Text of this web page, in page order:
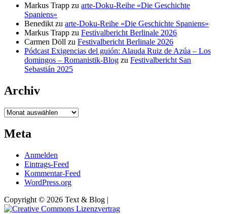
Markus Trapp zu arte-Doku-Reihe «Die Geschichte
Spaniens»
Benedikt zu arte-Doku-Reihe «Die Geschichte Spaniens»
Markus Trapp zu Festivalbericht Berlinale 2026
Carmen Döll zu Festivalbericht Berlinale 2026
Pódcast Exigencias del guión: Alauda Ruiz de Azúa – Los
domingos – Romanistik-Blog zu Festivalbericht San
Sebastián 2025
Archiv
Archiv
Meta
Anmelden
Eintrags-Feed
Kommentar-Feed
WordPress.org
Copyright © 2026 Text & Blog |